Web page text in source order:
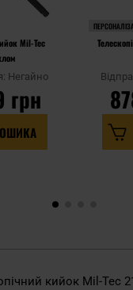
Mil-Tec
Негайно
грн
кийок Mil-Tec